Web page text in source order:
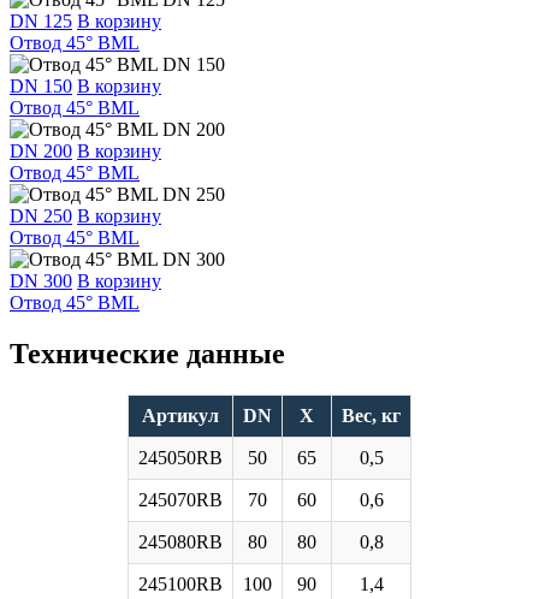
DN 125 В корзину
Отвод 45° BML
DN 150 В корзину
Отвод 45° BML
DN 200 В корзину
Отвод 45° BML
DN 250 В корзину
Отвод 45° BML
DN 300 В корзину
Отвод 45° BML
Технические данные
Артикул DN Х Вес, кг
245050RB 50 65 0,5
245070RB 70 60 0,6
245080RB 80 80 0,8
245100RB 100 90 1,4